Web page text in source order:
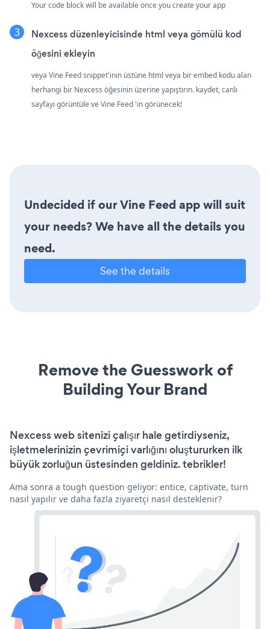
Your code block will be available once you create your app
Nexcess düzenleyicisinde html veya gömülü kod
öğesini ekleyin
veya Vine Feed snippet'inin üstüne html veya bir embed kodu alan
herhangi bir Nexcess öğesinin üzerine yapıştırın. kaydet, canlı
sayfayı görüntüle ve Vine Feed 'in görünecek!
Undecided if our Vine Feed app will suit
your needs? We have all the details you
need.
See the details
Remove the Guesswork of
Building Your Brand
Nexcess web sitenizi çalışır hale getirdiyseniz,
işletmelerinizin çevrimiçi varlığını oluştururken ilk
büyük zorluğun üstesinden geldiniz. tebrikler!
Ama sonra a tough question geliyor: entice, captivate, turn
nasıl yapılır ve daha fazla ziyaretçi nasıl desteklenir?